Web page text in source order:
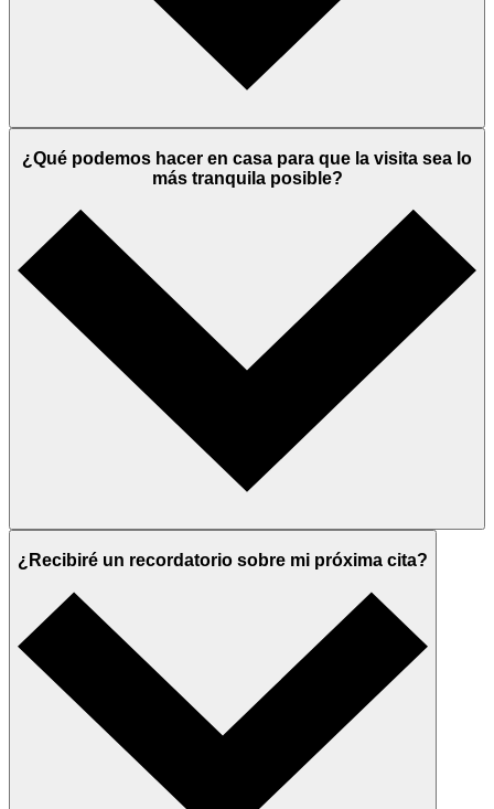
¿Qué podemos hacer en casa para que la visita sea lo
más tranquila posible?
¿Recibiré un recordatorio sobre mi próxima cita?